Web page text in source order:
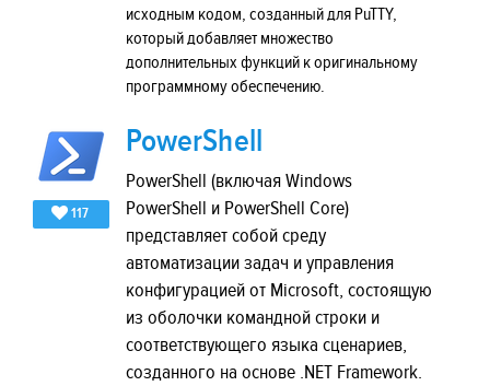
исходным кодом, созданный для PuTTY,
который добавляет множество
дополнительных функций к оригинальному
программному обеспечению.
117
PowerShell
PowerShell (включая Windows
PowerShell и PowerShell Core)
представляет собой среду
автоматизации задач и управления
конфигурацией от Microsoft, состоящую
из оболочки командной строки и
соответствующего языка сценариев,
созданного на основе .NET Framework.